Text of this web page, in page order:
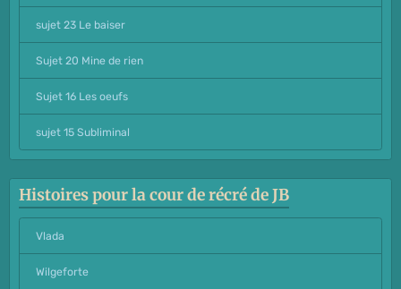
sujet 23 Le baiser
Sujet 20 Mine de rien
Sujet 16 Les oeufs
sujet 15 Subliminal
Histoires pour la cour de récré de JB
Vlada
Wilgeforte